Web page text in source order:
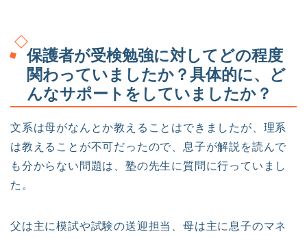
保護者が受検勉強に対してどの程度
関わっていましたか？具体的に、ど
んなサポートをしていましたか？
文系は母がなんとか教えることはできましたが、理系
は教えることが不可だったので、息子が解説を読んで
も分からない問題は、塾の先生に質問に行っていまし
た。
父は主に模試や試験の送迎担当、母は主に息子のマネ